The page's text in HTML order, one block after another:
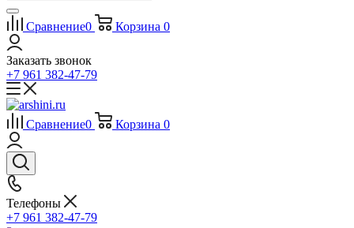
Сравнение0 Корзина 0
Заказать звонок
+7 961 382-47-79
Сравнение0 Корзина 0
Телефоны
+7 961 382-47-79